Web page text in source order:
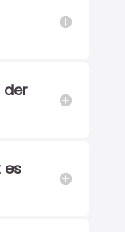
der
es